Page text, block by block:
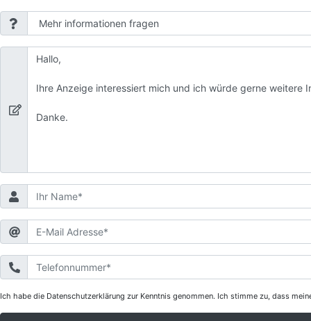
Ich habe die Datenschutzerklärung zur Kenntnis genommen. Ich stimme zu, dass